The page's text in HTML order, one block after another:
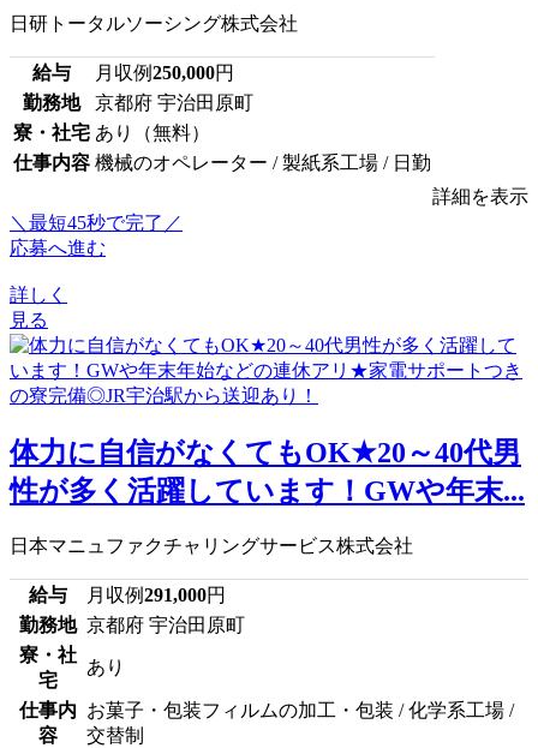
日研トータルソーシング株式会社
給与 月収例250,000円
勤務地
京都府 宇治田原町
寮・社宅 あり（無料）
仕事内容 機械のオペレーター / 製紙系工場 / 日勤
詳細を表示
＼最短45秒で完了／
応募へ進む
詳しく
見る
体力に自信がなくてもOK★20～40代男
性が多く活躍しています！GWや年末...
日本マニュファクチャリングサービス株式会社
給与 月収例291,000円
勤務地 京都府 宇治田原町
寮・社
宅
あり
仕事内
容
お菓子・包装フィルムの加工・包装 / 化学系工場 /
交替制